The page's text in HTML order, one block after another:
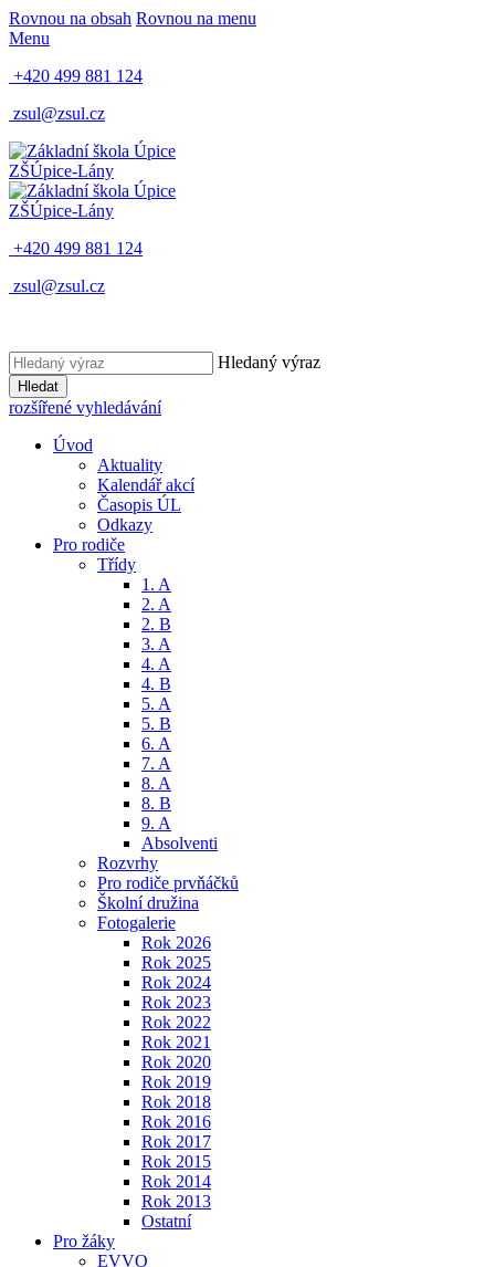
Rovnou na obsah Rovnou na menu
Menu
+420 499 881 124
zsul@zsul.cz
ZŠÚpice-Lány
ZŠÚpice-Lány
+420 499 881 124
zsul@zsul.cz
Hledaný výraz
Hledat
rozšířené vyhledávání
Úvod
Aktuality
Kalendář akcí
Časopis ÚL
Odkazy
Pro rodiče
Třídy
1. A
2. A
2. B
3. A
4. A
4. B
5. A
5. B
6. A
7. A
8. A
8. B
9. A
Absolventi
Rozvrhy
Pro rodiče prvňáčků
Školní družina
Fotogalerie
Rok 2026
Rok 2025
Rok 2024
Rok 2023
Rok 2022
Rok 2021
Rok 2020
Rok 2019
Rok 2018
Rok 2016
Rok 2017
Rok 2015
Rok 2014
Rok 2013
Ostatní
Pro žáky
EVVO